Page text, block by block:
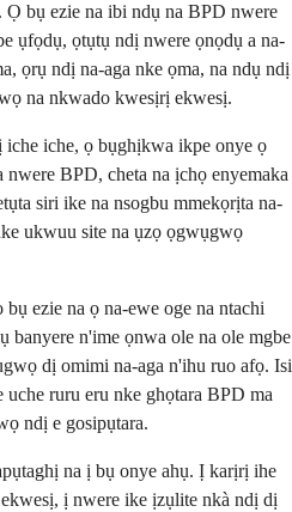
bụ ezie na ibi ndụ na BPD nwere
ụfọdụ, ọtụtụ ndị nwere ọnọdụ a na-
ọrụ ndị na-aga nke ọma, na ndụ ndị
na nkwado kwesịrị ekwesị.
iche, ọ bụghịkwa ikpe onye ọ
BPD, cheta na ịchọ enyemaka
siri ike na nsogbu mmekọrịta na-
ukwuu site na ụzọ ọgwụgwọ
ezie na ọ na-ewe oge na ntachi
banyere n'ime ọnwa ole na ole mgbe
dị omimi na-aga n'ihu ruo afọ. Isi
ruru eru nke ghọtara BPD ma
ndị e gosipụtara.
na ị bụ onye ahụ. Ị karịrị ihe
ị nwere ike ịzụlite nkà ndị dị